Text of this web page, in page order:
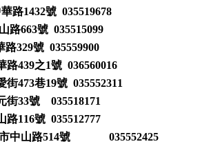
路1432號 035519678
663號 035515099
路329號 035559900
439之1號 036560016
473巷19號 035552311
33號 035518171
116號 035512777
中山路514號 035552425